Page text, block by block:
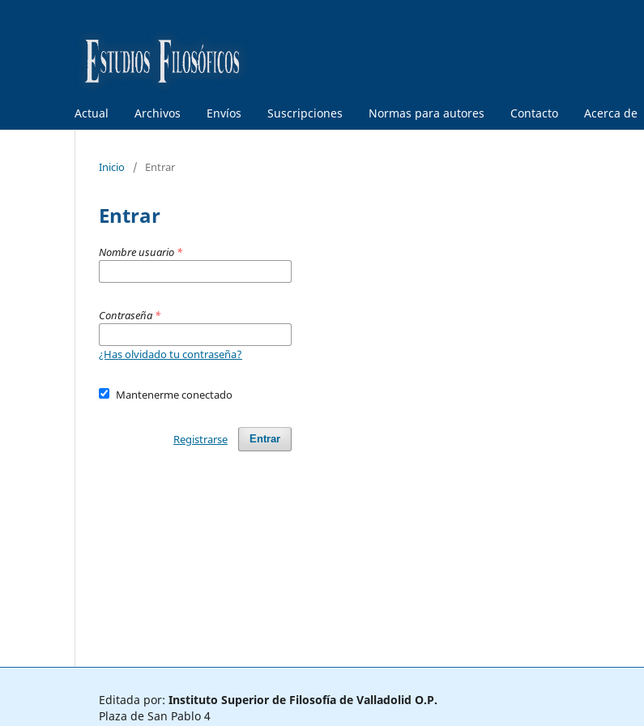
Actual Archivos Envíos Suscripciones Normas para autores Contacto Acerca de
Inicio / Entrar
Entrar
Nombre usuario *
Contraseña *
¿Has olvidado tu contraseña?
Mantenerme conectado
Entrar
Registrarse
Editada por: Instituto Superior de Filosofía de Valladolid O.P.
Plaza de San Pablo 4